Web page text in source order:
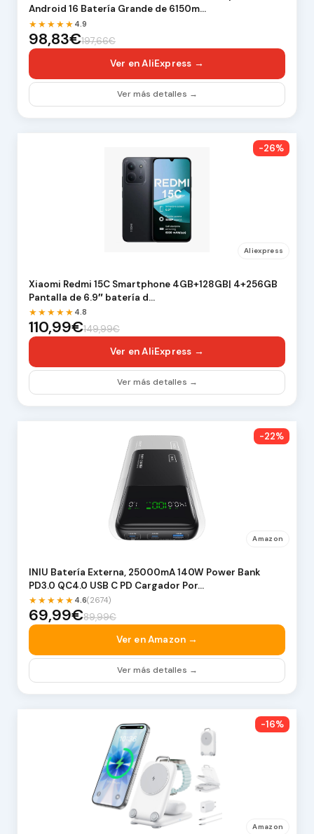
Android 16 Batería Grande de 6150m…
★★★★★ 4.9
98,83€197,66€
Ver en AliExpress →
Ver más detalles →
-26%
Aliexpress
Xiaomi Redmi 15C Smartphone 4GB+128GB| 4+256GB
Pantalla de 6.9″ batería d…
★★★★★ 4.8
110,99€149,99€
Ver en AliExpress →
Ver más detalles →
-22%
Amazon
INIU Batería Externa, 25000mA 140W Power Bank
PD3.0 QC4.0 USB C PD Cargador Por…
★★★★★ 4.6(2674)
69,99€89,99€
Ver en Amazon →
Ver más detalles →
-16%
Amazon